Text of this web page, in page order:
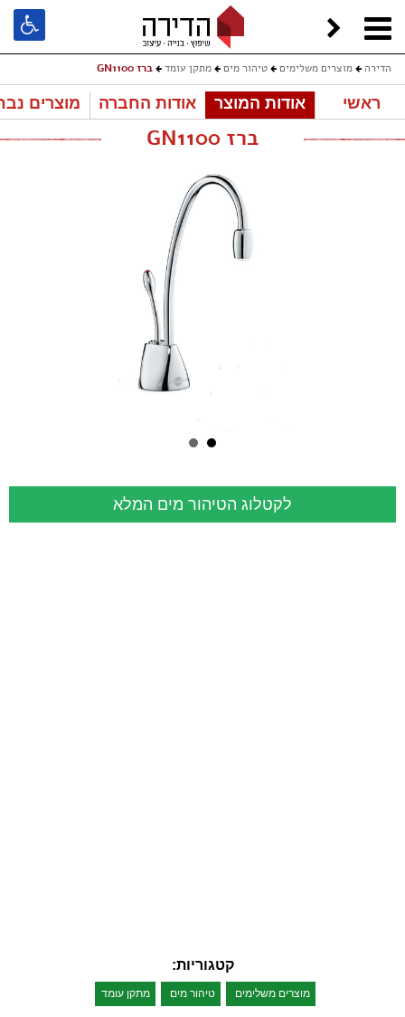
הדירה מוצרים משלימים טיהור מים מתקן עומד ברז GN1100
ראשי אודות המוצר אודות החברה מוצרים
ברז GN1100
לקטלוג הטיהור מים המלא
קטגוריות:
מוצרים משלימים טיהור מים מתקן עומד